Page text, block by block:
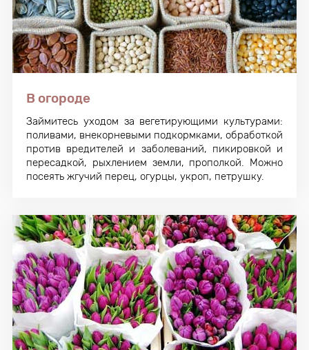
В огороде
Займитесь уходом за вегетирующими культурами:
поливами, внекорневыми подкормками, обработкой
против вредителей и заболеваний, пикировкой и
пересадкой, рыхлением земли, прополкой. Можно
посеять жгучий перец, огурцы, укроп, петрушку.